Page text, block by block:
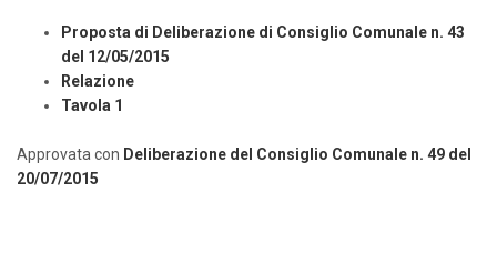
Proposta di Deliberazione di Consiglio Comunale n. 43
del 12/05/2015
Relazione
Tavola 1
Approvata con Deliberazione del Consiglio Comunale n. 49 del
20/07/2015